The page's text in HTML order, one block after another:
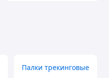
Палки трекинговые